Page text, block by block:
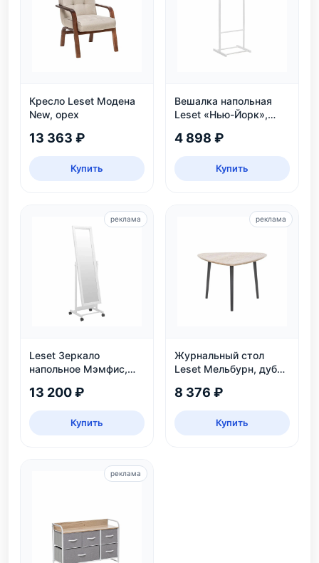
Кресло Leset Модена
New, орех
13 363 ₽
Купить
Вешалка напольная
Leset «Нью-Йорк»,
4 898 ₽
Купить
Leset Зеркало
напольное Мэмфис,
13 200 ₽
Купить
реклама
Журнальный стол
Leset Мельбурн, дуб
8 376 ₽
Купить
реклама
реклама